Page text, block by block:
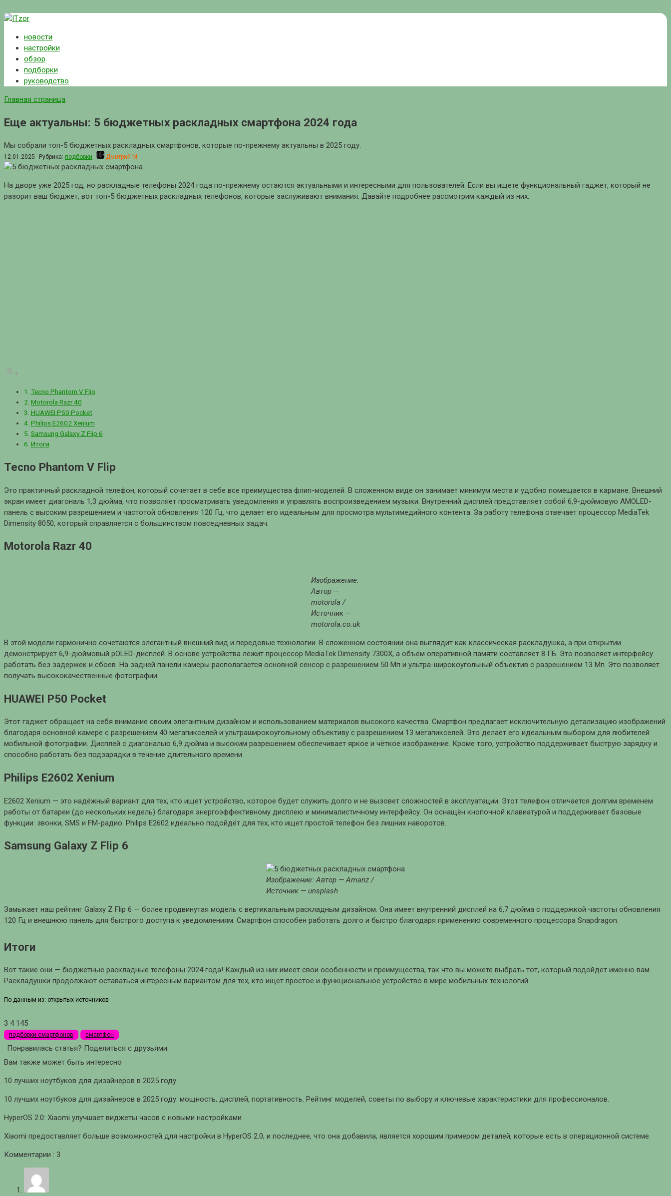
Перейти
контентуновости
настройки
обзор
подборки
руководство
Главная страница
Еще актуальны: 5 бюджетных раскладных смартфона 2024 года
Мы собрали топ-5 бюджетных раскладных смартфонов, которые по-прежнему актуальны в 2025 году.
12.01.2025 Рубрика: подборки Дмитрий М
На дворе уже 2025 год, но раскладные телефоны 2024 года по-прежнему остаются актуальными и интересными для пользователей. Если вы ищете функциональный гаджет, который не
разорит ваш бюджет, вот топ-5 бюджетных раскладных телефонов, которые заслуживают внимания. Давайте подробнее рассмотрим каждый из них.
Tecno Phantom V Flip
Motorola Razr 40
HUAWEI P50 Pocket
Philips E2602 Xenium
Samsung Galaxy Z Flip 6
Итоги
Tecno Phantom V Flip
Это практичный раскладной телефон, который сочетает в себе все преимущества флип-моделей. В сложенном виде он занимает минимум места и удобно помещается в кармане. Внешний
экран имеет диагональ 1,3 дюйма, что позволяет просматривать уведомления и управлять воспроизведением музыки. Внутренний дисплей представляет собой 6,9-дюймовую AMOLED-
панель с высоким разрешением и частотой обновления 120 Гц, что делает его идеальным для просмотра мультимедийного контента. За работу телефона отвечает процессор MediaTek
Dimensity 8050, который справляется с большинством повседневных задач.
Motorola Razr 40
Изображение:
Автор —
motorola /
Источник —
motorola.co.uk
В этой модели гармонично сочетаются элегантный внешний вид и передовые технологии. В сложенном состоянии она выглядит как классическая раскладушка, а при открытии
демонстрирует 6,9-дюймовый pOLED-дисплей. В основе устройства лежит процессор MediaTek Dimensity 7300X, а объём оперативной памяти составляет 8 ГБ. Это позволяет интерфейсу
работать без задержек и сбоев. На задней панели камеры располагается основной сенсор с разрешением 50 Мп и ультра-широкоугольный объектив с разрешением 13 Мп. Это позволяет
получать высококачественные фотографии.
HUAWEI P50 Pocket
Этот гаджет обращает на себя внимание своим элегантным дизайном и использованием материалов высокого качества. Смартфон предлагает исключительную детализацию изображений
благодаря основной камере с разрешением 40 мегапикселей и ультраширокоугольному объективу с разрешением 13 мегапикселей. Это делает его идеальным выбором для любителей
мобильной фотографии. Дисплей с диагональю 6,9 дюйма и высоким разрешением обеспечивает яркое и чёткое изображение. Кроме того, устройство поддерживает быструю зарядку и
способно работать без подзарядки в течение длительного времени.
Philips E2602 Xenium
E2602 Xenium — это надёжный вариант для тех, кто ищет устройство, которое будет служить долго и не вызовет сложностей в эксплуатации. Этот телефон отличается долгим временем
работы от батареи (до нескольких недель) благодаря энергоэффективному дисплею и минималистичному интерфейсу. Он оснащён кнопочной клавиатурой и поддерживает базовые
функции: звонки, SMS и FM-радио. Philips E2602 идеально подойдёт для тех, кто ищет простой телефон без лишних наворотов.
Samsung Galaxy Z Flip 6
Изображение: Автор — Amanz /
Источник — unsplash
Замыкает наш рейтинг Galaxy Z Flip 6 — более продвинутая модель с вертикальным раскладным дизайном. Она имеет внутренний дисплей на 6,7 дюйма с поддержкой частоты обновления
120 Гц и внешнюю панель для быстрого доступа к уведомлениям. Смартфон способен работать долго и быстро благодаря применению современного процессора Snapdragon.
Итоги
Вот такие они — бюджетные раскладные телефоны 2024 года! Каждый из них имеет свои особенности и преимущества, так что вы можете выбрать тот, который подойдёт именно вам.
Раскладушки продолжают оставаться интересным вариантом для тех, кто ищет простое и функциональное устройство в мире мобильных технологий.
По данным из: открытых источников
3 4 145
подборки смартфонов смартфон
Понравилась статья? Поделиться с друзьями:
Вам также может быть интересно
10 лучших ноутбуков для дизайнеров в 2025 году
10 лучших ноутбуков для дизайнеров в 2025 году: мощность, дисплей, портативность. Рейтинг моделей, советы по выбору и ключевые характеристики для профессионалов.
HyperOS 2.0: Xiaomi улучшает виджеты часов с новыми настройками
Xiaomi предоставляет больше возможностей для настройки в HyperOS 2.0, и последнее, что она добавила, является хорошим примером деталей, которые есть в операционной системе.
Комментарии : 3